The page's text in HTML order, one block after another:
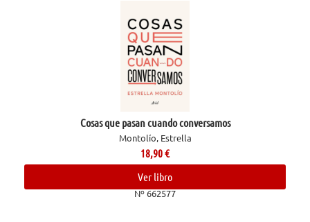
Cosas que pasan cuando conversamos
Montolío, Estrella
18,90€
Ver libro
Nº 662577